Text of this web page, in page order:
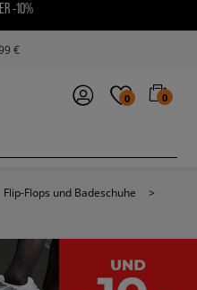
-10%
€
0 0
Flip-Flops und Badeschuhe
>